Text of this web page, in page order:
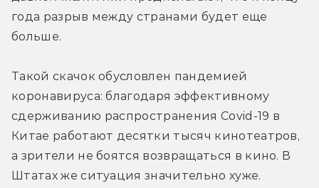
года разрыв между странами будет еще
больше.
Такой скачок обусловлен пандемией
коронавируса: благодаря эффективному
сдерживанию распространения Covid-19 в
Китае работают десятки тысяч кинотеатров,
а зрители не боятся возвращаться в кино. В
Штатах же ситуация значительно хуже.